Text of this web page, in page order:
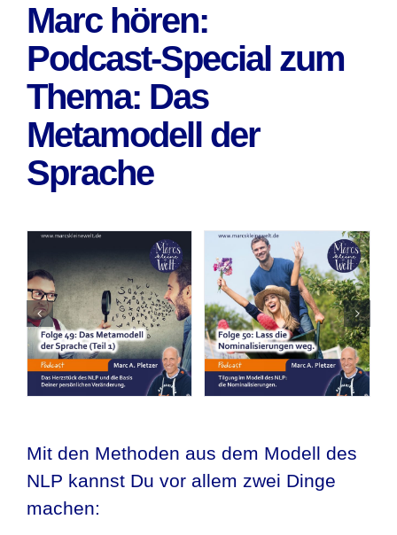
Marc hören:
Podcast-Special zum
Thema: Das
Metamodell der
Sprache
Mit den Methoden aus dem Modell des
NLP kannst Du vor allem zwei Dinge
machen: